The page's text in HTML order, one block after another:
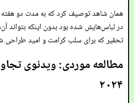
همان شاهد توصیف کرد که به مدت دو هفته
در لباس‌هایش شده بود بدون اینکه بتواند
تحقیر که برای سلب کرامت و امید
مطالعه موردی: ویدئوی
۲۰۲۴